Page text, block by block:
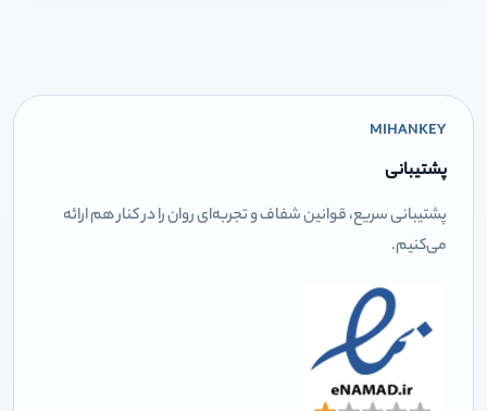
MIHANKEY
پشتیبانی
پشتیبانی سریع، قوانین شفاف و تجربه‌ای روان را در کنار هم ارائه
می‌کنیم.